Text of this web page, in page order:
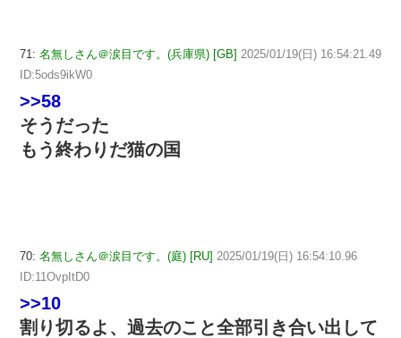
71: 名無しさん＠涙目です。(兵庫県) [GB] 2025/01/19(日) 16:54:21.49
ID:5ods9ikW0
>>58
そうだった
もう終わりだ猫の国
70: 名無しさん＠涙目です。(庭) [RU] 2025/01/19(日) 16:54:10.96
ID:11OvpItD0
>>10
割り切るよ、過去のこと全部引き合い出して